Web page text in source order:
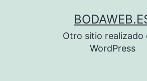
Otro sitio realizado
WordPress